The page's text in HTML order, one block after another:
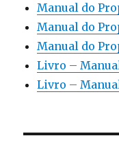
Manual do
Manual do
Manual do
Livro –
Livro –